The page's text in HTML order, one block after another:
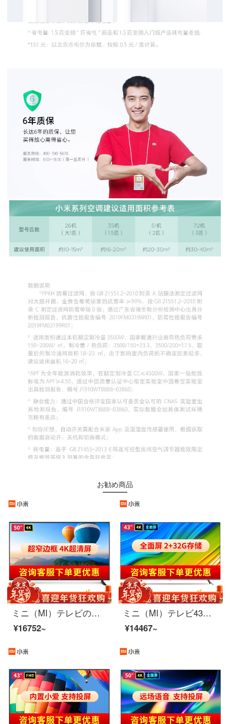
お勧め商品
ミニ（MI）テレビの超狭い枠4 KHDR音声制御WiFiネットワーク液晶パネルテレビ50インチRedmi A 50【4 K超清】
¥16752~
ミニ（MI）テレビ43インチシリーズ超高クリーンHDR Bluetooth WIFIネットワーク液晶パネルホームシアター家庭用カラーテレビE 43 S 43インチ。
¥14467~